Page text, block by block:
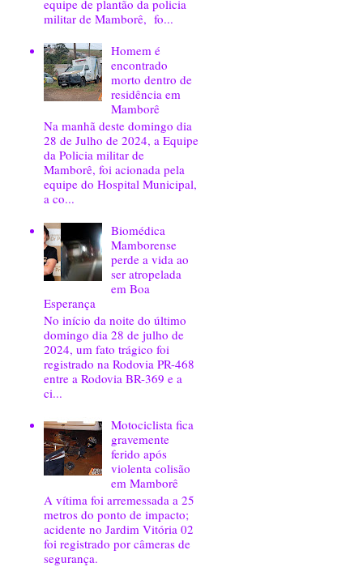
equipe de plantão da policia
militar de Mamborê, fo...
Homem é
encontrado
morto dentro de
residência em
Mamborê
Na manhã deste domingo dia
28 de Julho de 2024, a Equipe
da Policia militar de
Mamborê, foi acionada pela
equipe do Hospital Municipal,
a co...
Biomédica
Mamborense
perde a vida ao
ser atropelada
em Boa
Esperança
No início da noite do último
domingo dia 28 de julho de
2024, um fato trágico foi
registrado na Rodovia PR-468
entre a Rodovia BR-369 e a
ci...
Motociclista fica
gravemente
ferido após
violenta colisão
em Mamborê
A vítima foi arremessada a 25
metros do ponto de impacto;
acidente no Jardim Vitória 02
foi registrado por câmeras de
segurança.